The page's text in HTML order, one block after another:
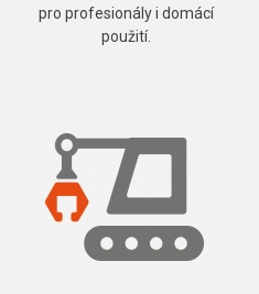
pro profesionály i domácí
použití.